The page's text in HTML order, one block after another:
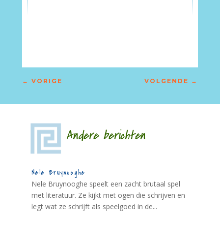
← VORIGE VOLGENDE →
Andere berichten
Nele Bruynooghe
Nele Bruynooghe speelt een zacht brutaal spel
met literatuur. Ze kijkt met ogen die schrijven en
legt wat ze schrijft als speelgoed in de...